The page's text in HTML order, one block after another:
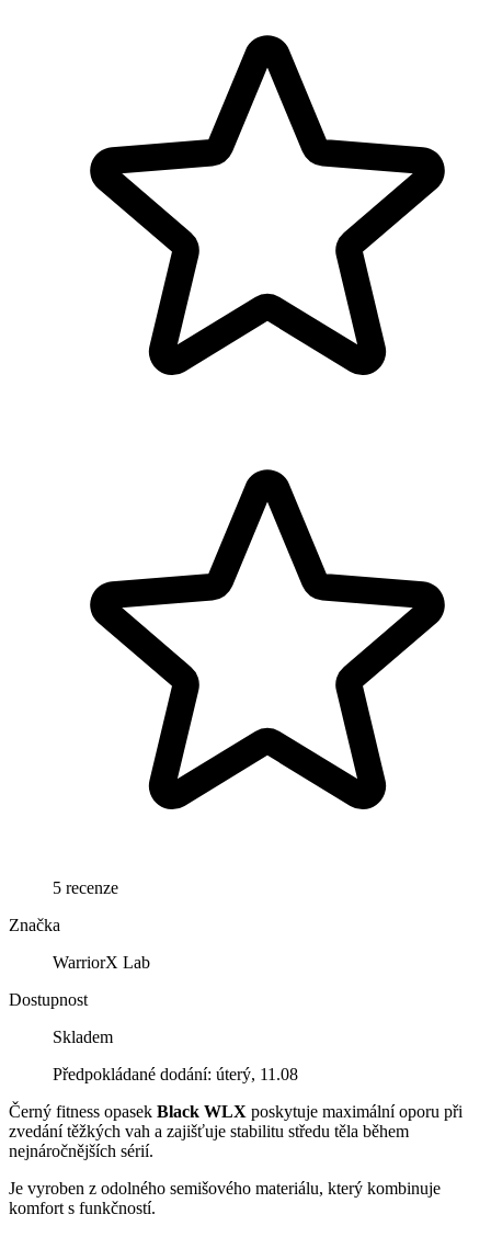
5 recenze
Značka
WarriorX Lab
Dostupnost
Skladem
Předpokládané dodání: úterý, 11.08
Černý fitness opasek Black WLX poskytuje maximální oporu při
zvedání těžkých vah a zajišťuje stabilitu středu těla během
nejnáročnějších sérií.
Je vyroben z odolného semišového materiálu, který kombinuje
komfort s funkčností.